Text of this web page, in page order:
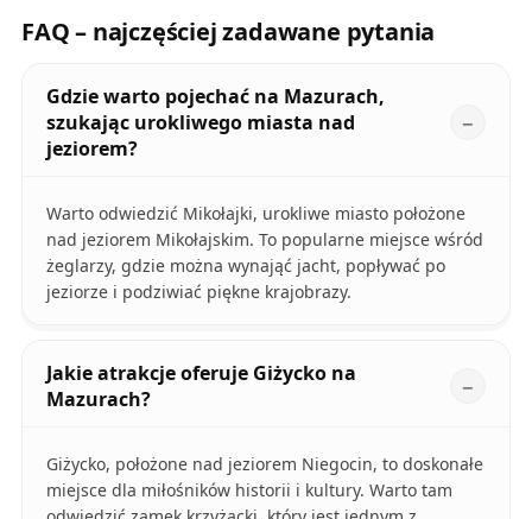
FAQ – najczęściej zadawane pytania
Gdzie warto pojechać na Mazurach,
szukając urokliwego miasta nad
jeziorem?
Warto odwiedzić Mikołajki, urokliwe miasto położone
nad jeziorem Mikołajskim. To popularne miejsce wśród
żeglarzy, gdzie można wynająć jacht, popływać po
jeziorze i podziwiać piękne krajobrazy.
Jakie atrakcje oferuje Giżycko na
Mazurach?
Giżycko, położone nad jeziorem Niegocin, to doskonałe
miejsce dla miłośników historii i kultury. Warto tam